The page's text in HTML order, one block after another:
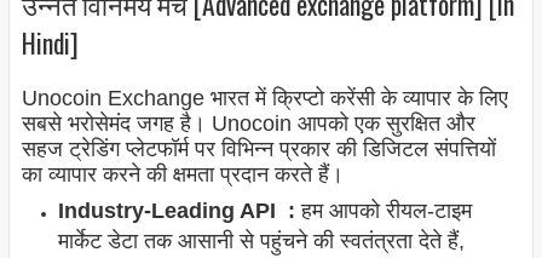
Hindi]
Unocoin Exchange भारत में क्रिप्टो करेंसी के व्यापार के लिए
सबसे भरोसेमंद जगह है। Unocoin आपको एक सुरक्षित और
सहज ट्रेडिंग प्लेटफॉर्म पर विभिन्न प्रकार की डिजिटल संपत्तियों
का व्यापार करने की क्षमता प्रदान करते हैं।
Industry-Leading API : हम आपको रीयल-टाइम
मार्केट डेटा तक आसानी से पहुंचने की स्वतंत्रता देते हैं,